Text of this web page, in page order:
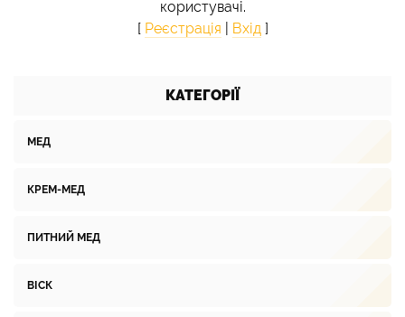
користувачі.
[ Реєстрація Вхід]
КАТЕГОРІЇ
МЕД
КРЕМ-МЕД
ПИТНИЙ МЕД
ВІСК